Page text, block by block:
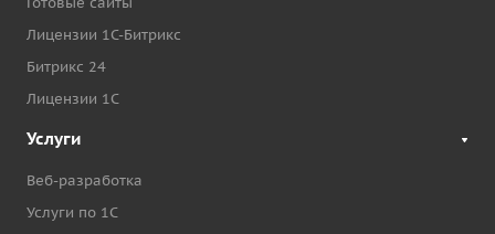
Лицензии 1С-Битрикс
Битрикс 24
Лицензии 1С
Услуги
Веб-разработка
Услуги по 1С